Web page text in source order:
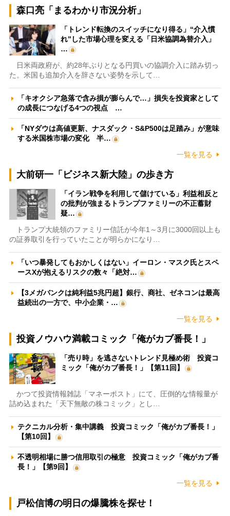
森口亮「まるわかり市況分析」
「トレンド転換のスイッチになり得る」“介入慣
れ”した市場心理を変える「日米協調為替介入」
…
日米両政府が、約28年ぶりとなる円買いの協調介入に踏み切っ
た。米国も追加介入を辞さない姿勢を示して…
「キオクシア急落で含み損が膨らんで…」損失を投資家として
の成長につなげる4つの視点 …
「NYダウは高値更新、ナスダック・S&P500は足踏み」が意味
する米国株市場の変化 半…
一覧を見る
大前研一「ビジネス新大陸」の歩き方
「イラン戦争を利用して儲けている」利益相反と
の批判が強まるトランプファミリーの不正蓄財
疑…
トランプ大統領のファミリー信託が今年1～3月に3000回以上も
の証券取引を行っていたことが明らかになり…
「いつ暴発してもおかしくはない」イーロン・マスク氏とスペ
ースXが抱えるリスクの数々「絶対…
【3メガバンクは純利益5兆円超】銀行、商社、ゼネコンは最高
益続出の一方で、中小企業・…
一覧を見る
投資ノウハウ満載コミック「俺がカブ番長！」
「売り時」を逃さないトレンド見極め術 投資コ
ミック「俺がカブ番長！」【第11回】
かつて投資情報雑誌「マネーポスト」にて、圧倒的な情報量が
詰め込まれた「天下無敵の株コミック」とし…
テクニカル分析・集中講義 投資コミック「俺がカブ番長！」
【第10回】
不透明相場に勝つ信用取引の極意 投資コミック「俺がカブ番
長！」【第9回】
一覧を見る
戸松信博の明日の爆騰株を探せ！